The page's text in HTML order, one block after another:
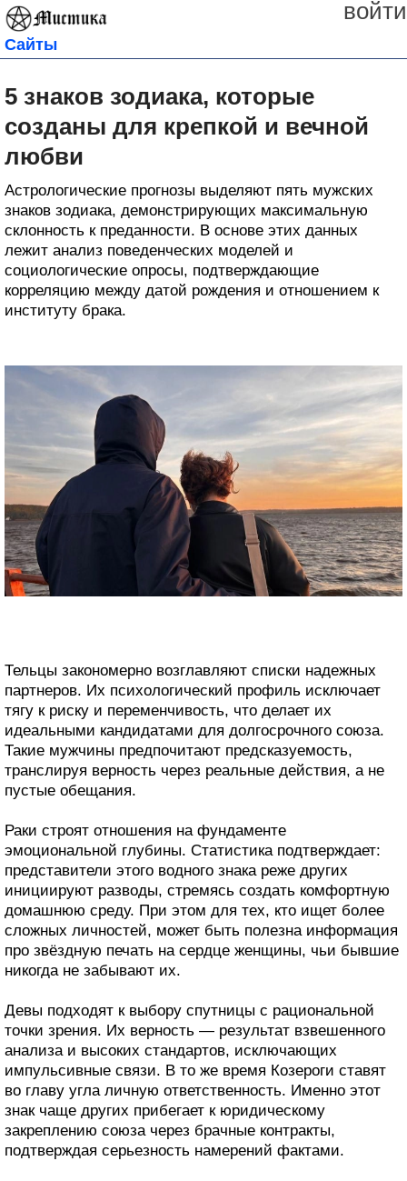
войти
Сайты
5 знаков зодиака, которые
созданы для крепкой и вечной
любви
Астрологические прогнозы выделяют пять мужских
знаков зодиака, демонстрирующих максимальную
склонность к преданности. В основе этих данных
лежит анализ поведенческих моделей и
социологические опросы, подтверждающие
корреляцию между датой рождения и отношением к
институту брака.
Тельцы закономерно возглавляют списки надежных
партнеров. Их психологический профиль исключает
тягу к риску и переменчивость, что делает их
идеальными кандидатами для долгосрочного союза.
Такие мужчины предпочитают предсказуемость,
транслируя верность через реальные действия, а не
пустые обещания.
Раки строят отношения на фундаменте
эмоциональной глубины. Статистика подтверждает:
представители этого водного знака реже других
инициируют разводы, стремясь создать комфортную
домашнюю среду. При этом для тех, кто ищет более
сложных личностей, может быть полезна информация
про звёздную печать на сердце женщины, чьи бывшие
никогда не забывают их.
Девы подходят к выбору спутницы с рациональной
точки зрения. Их верность — результат взвешенного
анализа и высоких стандартов, исключающих
импульсивные связи. В то же время Козероги ставят
во главу угла личную ответственность. Именно этот
знак чаще других прибегает к юридическому
закреплению союза через брачные контракты,
подтверждая серьезность намерений фактами.